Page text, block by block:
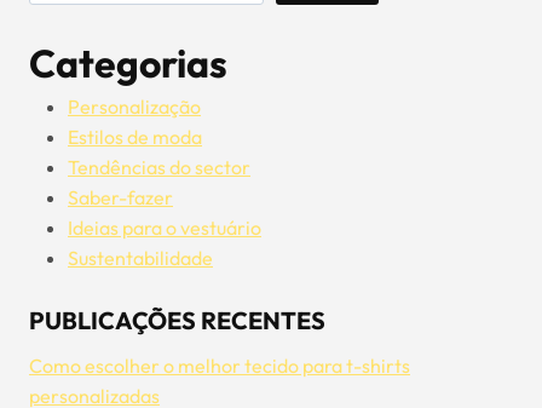
Categorias
Personalização
Estilos de moda
Tendências do sector
Saber-fazer
Ideias para o vestuário
Sustentabilidade
PUBLICAÇÕES RECENTES
Como escolher o melhor tecido para t-shirts
personalizadas